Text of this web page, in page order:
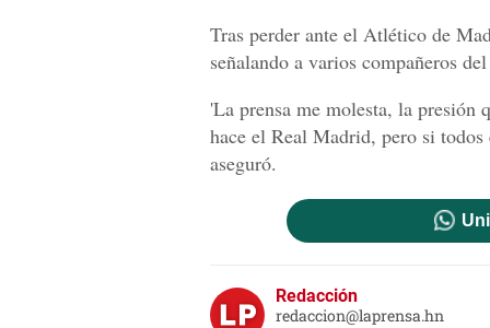
Tras perder ante el Atlético de
señalando a varios compañeros
'La prensa me molesta, la presión
hace el Real Madrid, pero si
aseguró.
Redacción
redaccion@laprensa.hn